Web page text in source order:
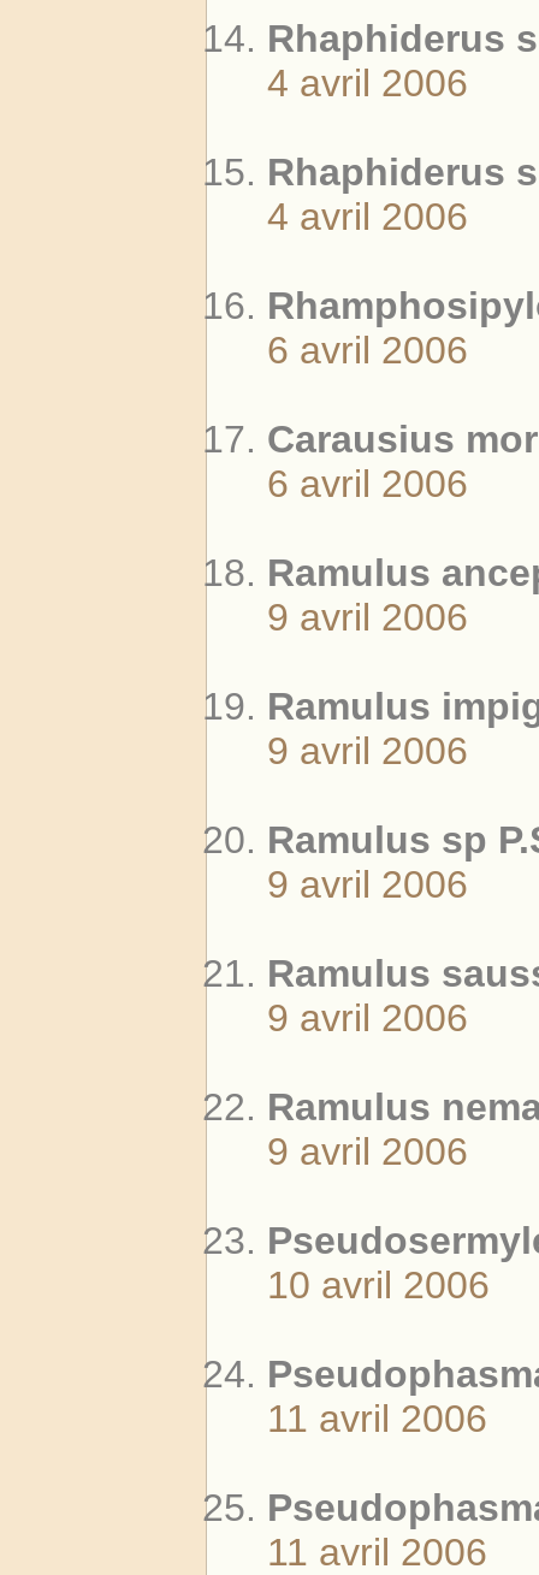
Rhaphiderus
4 avril 2006
Rhaphiderus
4 avril 2006
6 avril 2006
Carausius
6 avril 2006
Ramulus
9 avril 2006
Ramulus
9 avril 2006
Ramulus sp
9 avril 2006
Ramulus
9 avril 2006
Ramulus
9 avril 2006
10 avril 2006
11 avril 2006
11 avril 2006